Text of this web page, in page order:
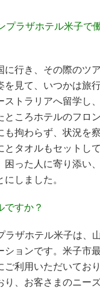
プラザホテル米子で
行き、その際のツ
を見て、いつかは旅
ストラリアへ留学し
ところホテルのフロ
も拘わらず、状況を
とタオルもセットし
困った人に寄り添い
しました。
ですか？
ザホテル米子は、
ションです。米子市
ご利用いただいてお
り、お客さまのニー